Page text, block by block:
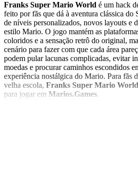
Franks Super Mario World é um hack
feito por fãs que dá à aventura clássica
de níveis personalizados, novos layouts e
estilo Mario. O jogo mantém as
coloridos e a sensação retrô do original,
cenário para fazer com que cada área
podem pular lacunas complicadas, evitar
moedas e procurar caminhos escondidos
experiência nostálgica do Mario. Para fãs
velha escola, Franks Super Mario World
para jogar em Marios.Games.